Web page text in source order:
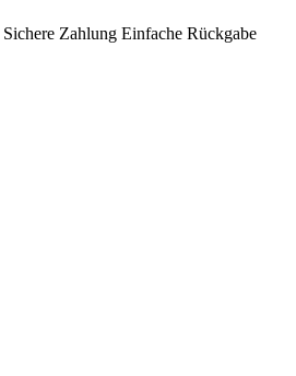
Sichere Zahlung Einfache Rückgabe